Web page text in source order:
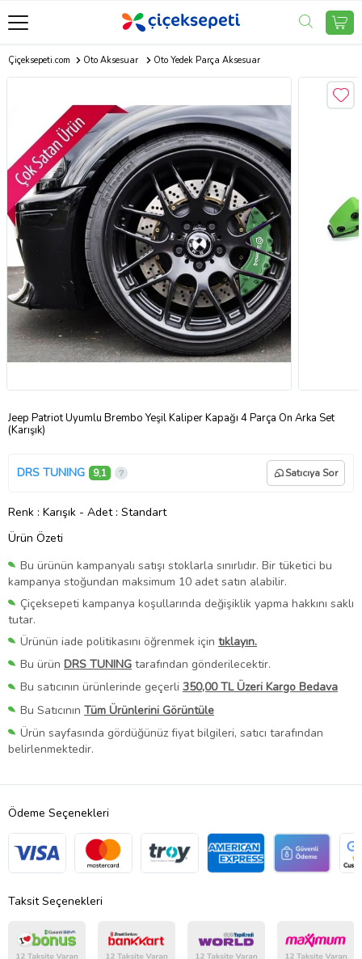
Çiçeksepeti.com Oto Aksesuar Oto Yedek Parça Aksesuar
Jeep Patriot Uyumlu Brembo Yeşil Kaliper Kapağı 4 Parça Ön Arka Set
(Karışık)
DRS TUNING 9,1 Satıcıya Sor
Renk : Karışık - Adet : Standart
Ürün Özeti
Bu ürünün kampanyalı satışı stoklarla sınırlıdır. Bir tüketici bu
kampanya stoğundan maksimum 10 adet satın alabilir.
Çiçeksepeti kampanya koşullarında değişiklik yapma hakkını saklı
tutar.
Ürünün iade politikasını öğrenmek için tıklayın.
Bu ürün DRS TUNING tarafından gönderilecektir.
Bu satıcının ürünlerinde geçerli 350,00 TL Üzeri Kargo Bedava
Bu Satıcının Tüm Ürünlerini Görüntüle
Ürün sayfasında gördüğünüz fiyat bilgileri, satıcı tarafından
belirlenmektedir.
Ödeme Seçenekleri
Taksit Seçenekleri